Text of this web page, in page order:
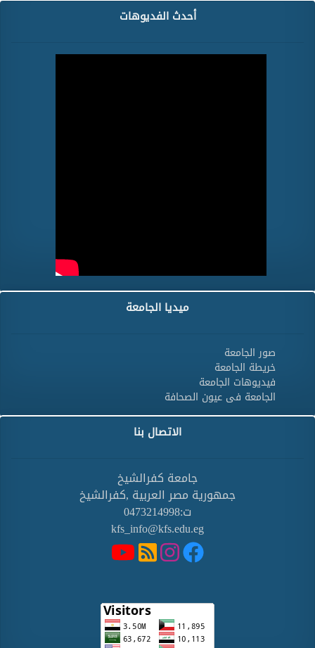
أحدث الفديوهات
ميديا الجامعة
صور الجامعة
خريطة الجامعة
فيديوهات الجامعة
الجامعة فى عيون الصحافة
الاتصال بنا
جامعة كفرالشيخ
جمهورية مصر العربية ,كفرالشيخ
ت:0473214998
kfs_info@kfs.edu.eg